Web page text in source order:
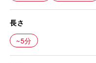
長さ
~5分